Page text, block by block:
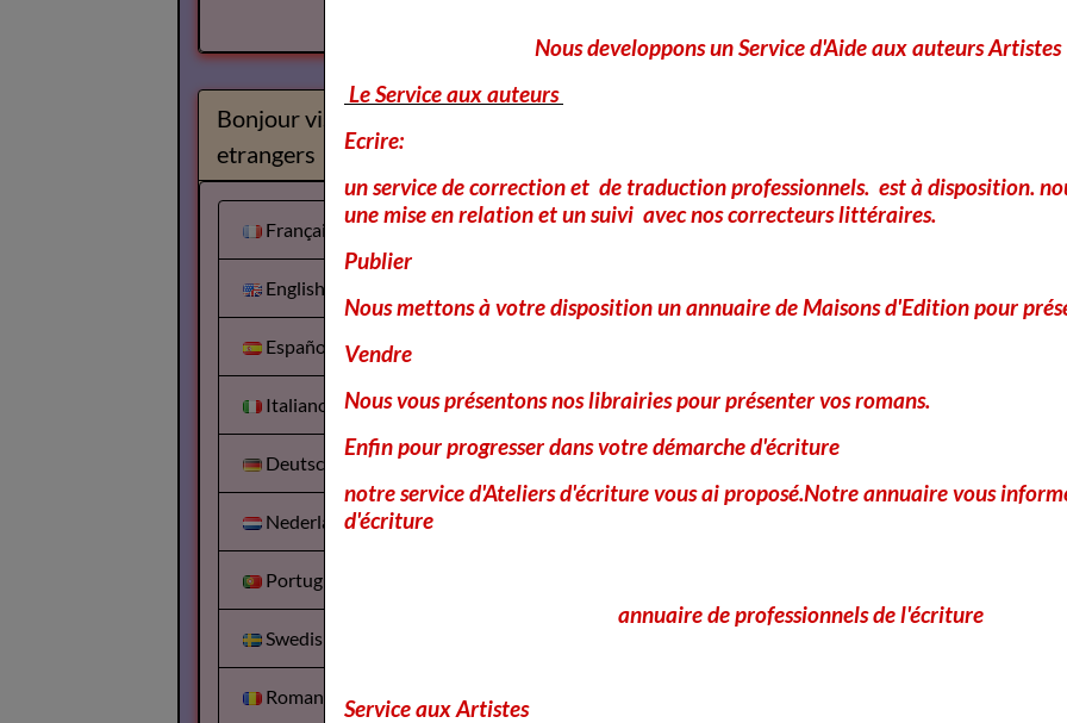
Bienvenue dans la rubrique
PartagerFacebook
X Email
★★★★★
Ajouter un commentaire
Nom
Bonjour visiteurs
etrangers
Français
English
Español
Italiano
Deutsch
Nederlands
Portuguesa
Swedish
Romanian
Nous developpons un Service d'Aide aux auteurs Artistes
Le Service aux auteurs
Ecrire:
un service de correction et de traduction professionnels. est à disposition.
une mise en relation et un suivi avec nos correcteurs littéraires.
Publier
Nous mettons à votre disposition un annuaire de Maisons d'Edition pour
Vendre
Nous vous présentons nos librairies pour présenter vos romans.
Enfin pour progresser dans votre démarche d'écriture
notre service d'Ateliers d'écriture vous ai proposé.Notre annuaire vous
d'écriture
annuaire de professionnels de l'écriture
Service aux Artistes